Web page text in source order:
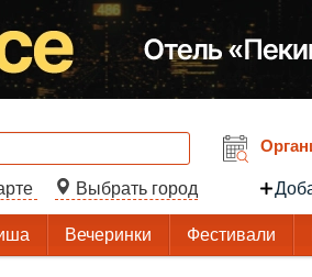
Выбрать город
Вечеринки Фестивали